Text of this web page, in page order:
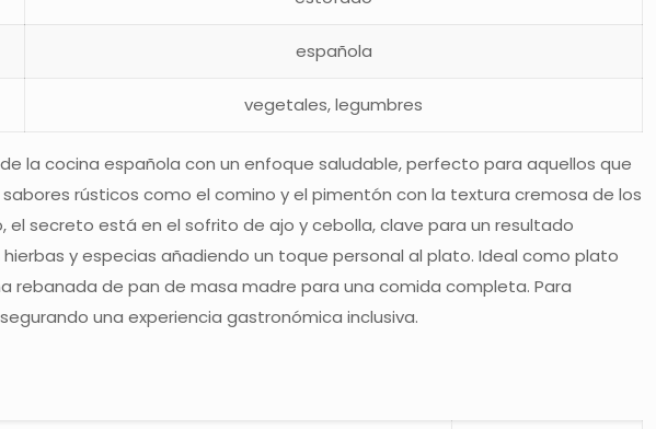
española
vegetales, legumbres
la cocina española con un enfoque saludable, perfecto para aquellos que
rústicos como el comino y el pimentón con la textura cremosa de los
el secreto está en el sofrito de ajo y cebolla, clave para un resultado
y especias añadiendo un toque personal al plato. Ideal como plato
de pan de masa madre para una comida completa. Para
una experiencia gastronómica inclusiva.